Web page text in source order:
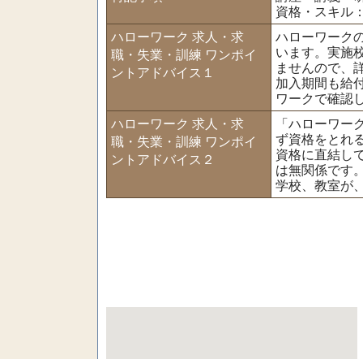
資格・スキル
ハローワーク 求人・求
職・失業・訓練 ワンポイ
ントアドバイス１
ハローワーク
います。実施
ませんので、
加入期間も給
ワークで確認
ハローワーク 求人・求
職・失業・訓練 ワンポイ
ントアドバイス２
「ハローワー
ず資格をとれ
資格に直結し
は無関係です
学校、教室が